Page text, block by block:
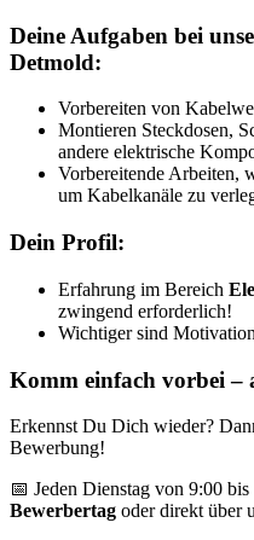
Deine Aufgaben bei
Detmold:
Vorbereiten von
Montieren Steckdosen,
andere elektrische
Vorbereitende Arbeiten,
um Kabelkanäle zu
Dein Profil:
Erfahrung im Bereich
zwingend erforderlich!
Wichtiger sind
Komm einfach vorbei –
Erkennst Du Dich wieder?
Bewerbung!
📅 Jeden Dienstag von 9:00
Bewerbertag oder direkt über